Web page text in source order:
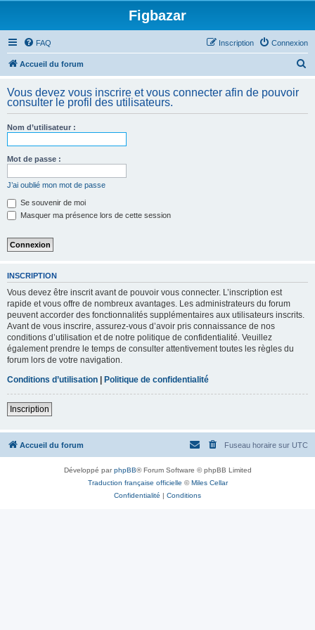
Figbazar
FAQ Connexion
Inscription
Accueil du forum
h
Vous devez vous inscrire et vous connecter afin de pouvoir
consulter le profil des utilisateurs.
Nom d’utilisateur :
Mot de passe :
J’ai oublié mon mot de passe
Se souvenir de moi
Masquer ma présence lors de cette session
INSCRIPTION
Vous devez être inscrit avant de pouvoir vous connecter. L’inscription est
rapide et vous offre de nombreux avantages. Les administrateurs du forum
peuvent accorder des fonctionnalités supplémentaires aux utilisateurs inscrits.
Avant de vous inscrire, assurez-vous d’avoir pris connaissance de nos
conditions d’utilisation et de notre politique de confidentialité. Veuillez
également prendre le temps de consulter attentivement toutes les règles du
forum lors de votre navigation.
Conditions d’utilisation | Politique de confidentialité
Inscription
Accueil du forum Fuseau horaire sur UTC
Développé parphpBB® Forum Software © phpBB Limited
Traduction française officielle ©Miles Cellar
Confidentialité | Conditions